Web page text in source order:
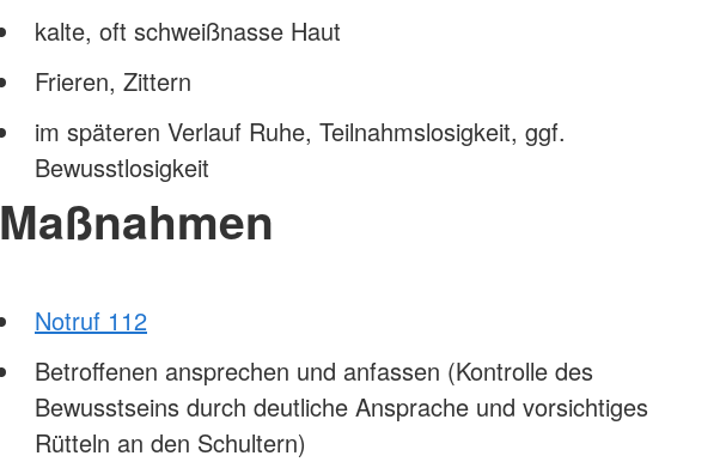
kalte, oft schweißnasse Haut
Frieren, Zittern
im späteren Verlauf Ruhe, Teilnahmslosigkeit, ggf.
Bewusstlosigkeit
Maßnahmen
Notruf 112
Betroffenen ansprechen und anfassen (Kontrolle des
Bewusstseins durch deutliche Ansprache und vorsichtiges
Rütteln an den Schultern)